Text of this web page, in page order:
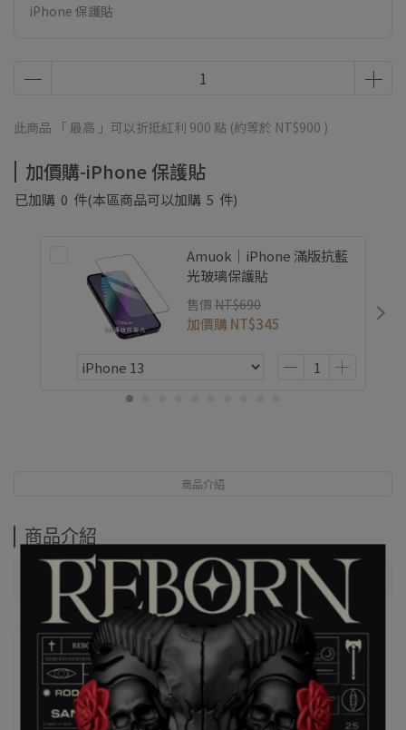
iPhone 保護貼
此商品 「 最高 」可以折抵紅利 900 點 (約等於 NT$900 )
加價購-iPhone 保護貼
已加購 0 件(本區商品可以加購 5 件)
Amuok｜iPhone 滿版抗藍
光玻璃保護貼
售價 NT$690
加價購 NT$345
商品介紹
商品介紹